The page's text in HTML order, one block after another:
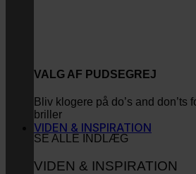
VALG AF PUDSEGREJ
Bliv klogere på do’s and don’ts
briller
SE ALLE INDLÆG
VIDEN & INSPIRATION
VIDEN & INSPIRATION